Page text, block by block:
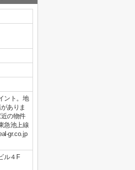
ント。地
ありま
の物件
急池上線
gr.co.jp
ル４F